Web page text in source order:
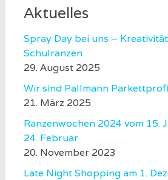
Aktuelles
Spray Day bei uns –
Schulranzen
29. August 2025
Wir sind Pallmann
21. März 2025
Ranzenwochen 2024 vom 15.
24. Februar
20. November 2023
Late Night Shopping am 1.